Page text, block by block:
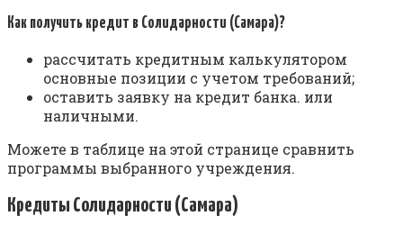
Как получить кредит в Солидарности (Самара)?
рассчитать кредитным калькулятором
основные позиции с учетом требований;
оставить заявку на кредит банка. или
наличными.
Можете в таблице на этой странице сравнить
программы выбранного учреждения.
Кредиты Солидарности (Самара)